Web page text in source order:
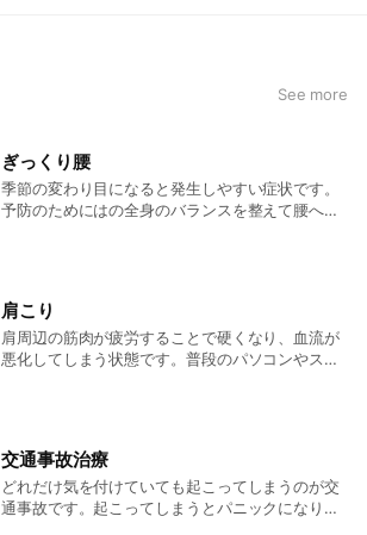
See more
ぎっくり腰
季節の変わり目になると発生しやすい症状です。
予防のためにはの全身のバランスを整えて腰への
肩こり
肩周辺の筋肉が疲労することで硬くなり、血流が
悪化してしまう状態です。普段のパソコンやスマ
交通事故治療
どれだけ気を付けていても起こってしまうのが交
通事故です。起こってしまうとパニックになりど